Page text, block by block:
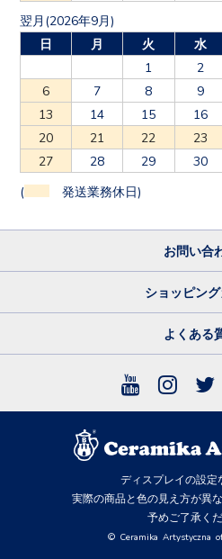
翌月(2026年9月)
日
月 火 水
1
2
6
7 8 9
13
14 15 16
20
21 22 23
27
28 29 30
( 発送業務休日)
お問い合
ショッピン
よくある
ディスプレイの設定
実際の商品と色の見え方が異
予めご了承くだ
© Ceramika Artystyczna